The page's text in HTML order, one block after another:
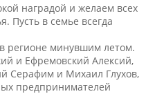
наградой и желаем всех
Пусть в семье всегда
регионе минувшим летом.
и Ефремовский Алексий,
Серафим и Михаил Глухов,
предпринимателей